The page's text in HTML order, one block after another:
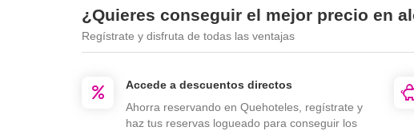
¿Quieres conseguir el mejor precio en
Regístrate y disfruta de todas las ventajas
Accede a descuentos directos
Ahorra reservando en Quehoteles, regístrate y
haz tus reservas logueado para conseguir los